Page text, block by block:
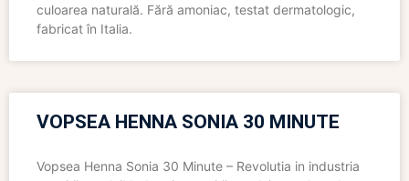
culoarea naturală. Fără amoniac, testat dermatologic,
fabricat în Italia.
VOPSEA HENNA SONIA 30 MINUTE
Vopsea Henna Sonia 30 Minute – Revolutia in industria